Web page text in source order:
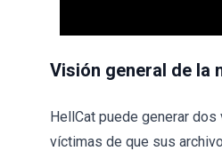
Visión general de la
HellCat puede generar
víctimas de que sus